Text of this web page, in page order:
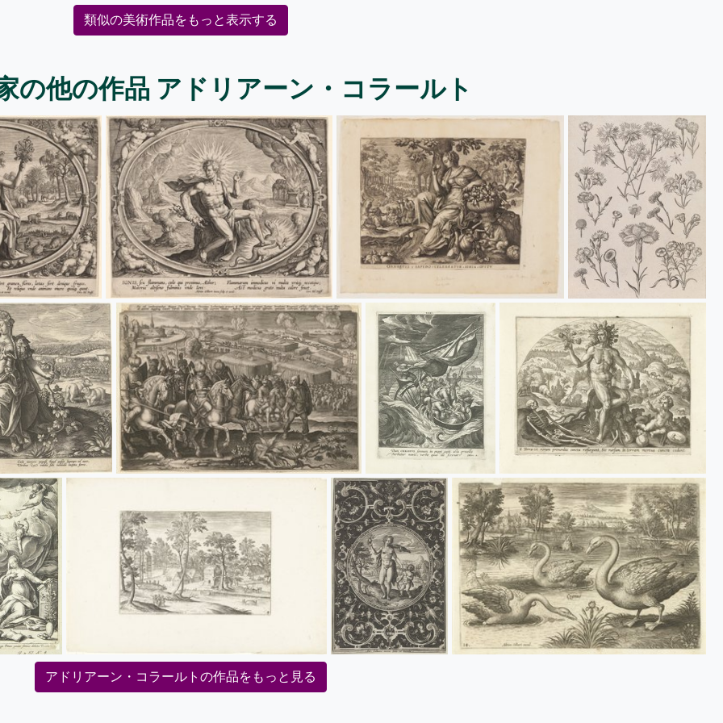
類似の美術作品をもっと表示する
の他の作品 アドリアーン・コラールト
アドリアーン・コラールトの作品をもっと見る